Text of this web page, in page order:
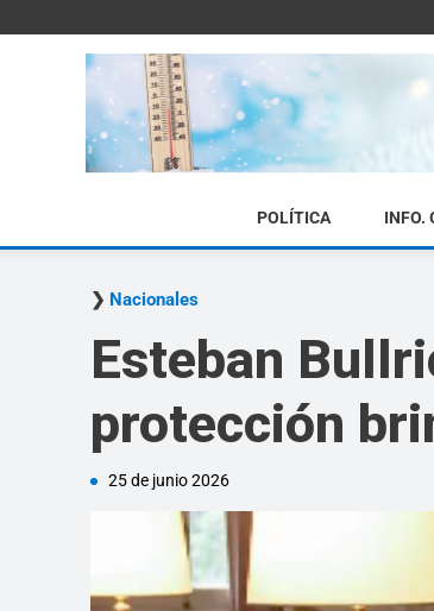
POLÍTICA INFO.
Nacionales
Esteban
protección
25 de junio 2026